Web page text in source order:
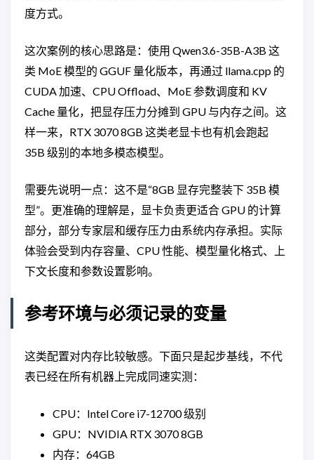
度方式。
这次案例的核心思路是：使用 Qwen3.6-35B-A3B 这
类 MoE 模型的 GGUF 量化版本，再通过 llama.cpp 的
CUDA 加速、CPU Offload、MoE 参数调度和 KV
Cache 量化，把显存压力分摊到 GPU 与内存之间。这
样一来，RTX 3070 8GB 这类老显卡也有机会跑起
35B 级别的本地多模态模型。
需要先说明一点：这不是“8GB 显存完整装下 35B 模
型”。更准确的理解是，显卡负责更适合 GPU 的计算
部分，部分专家层和缓存压力由系统内存承担。实际
体验会受到内存容量、CPU 性能、模型量化格式、上
下文长度和参数设置影响。
参考环境与必须记录的变量
这类配置对内存比较敏感。下面只是起步基线，不代
表已经在所有机器上完成同速实测：
CPU：Intel Core i7-12700 级别
GPU：NVIDIA RTX 3070 8GB
内存：64GB